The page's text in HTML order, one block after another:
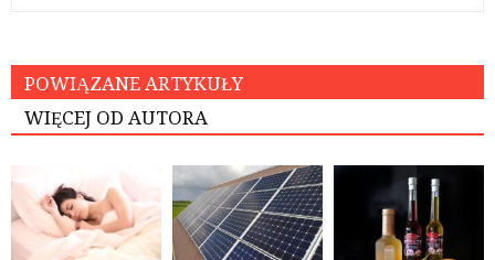
POWIĄZANE ARTYKUŁY
WIĘCEJ OD AUTORA